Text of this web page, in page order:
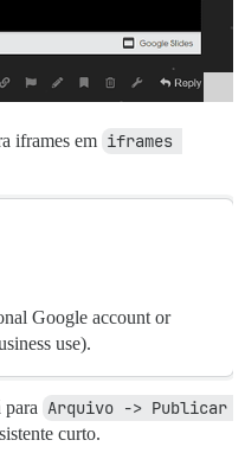
iframes em iframes
Google account or
use).
para Arquivo -> Publicar
curto.